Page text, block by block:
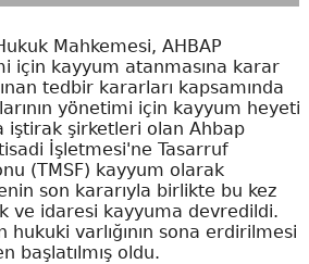
Mahkemesi, AHBAP
için kayyum atanmasına karar
tedbir kararları kapsamında
yönetimi için kayyum heyeti
iştirak şirketleri olan Ahbap
İşletmesi'ne Tasarruf
(TMSF) kayyum olarak
son kararıyla birlikte bu kez
ve idaresi kayyuma devredildi.
varlığının sona erdirilmesi
başlatılmış oldu.